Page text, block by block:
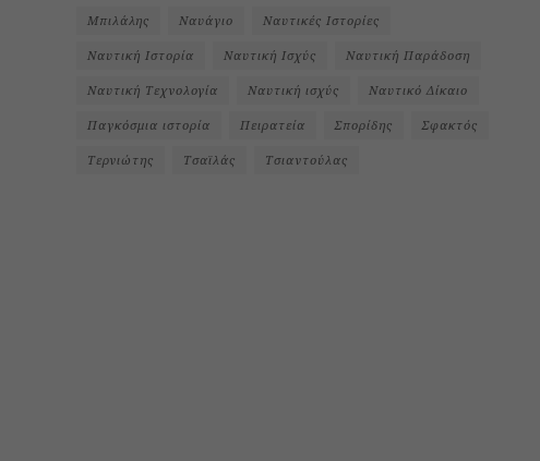
Μπιλάλης Ναυάγιο Ναυτικές Ιστορίες
Ναυτική Ιστορία Ναυτική Ισχύς Ναυτική Παράδοση
Ναυτική Τεχνολογία Ναυτική ισχύς Ναυτικό Δίκαιο
Παγκόσμια ιστορία Πειρατεία Σπορίδης Σφακτός
Τερνιώτης Τσαϊλάς Τσιαντούλας